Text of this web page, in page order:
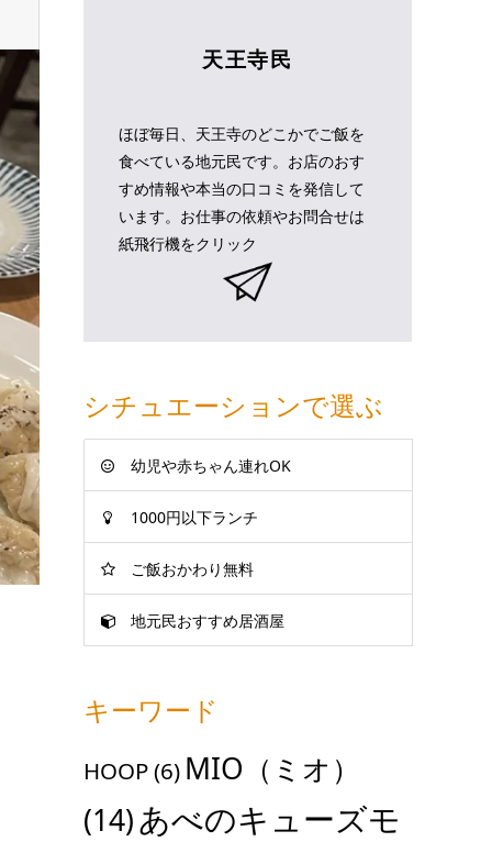
天王寺民
ほぼ毎日、天王寺のどこかでご飯を
食べている地元民です。お店のおす
すめ情報や本当の口コミを発信して
います。お仕事の依頼やお問合せは
紙飛行機をクリック
シチュエーションで選ぶ
幼児や赤ちゃん連れOK
1000円以下ランチ
ご飯おかわり無料
地元民おすすめ居酒屋
キーワード
HOOP(6) MIO（ミオ）
(14)あべのキューズモ